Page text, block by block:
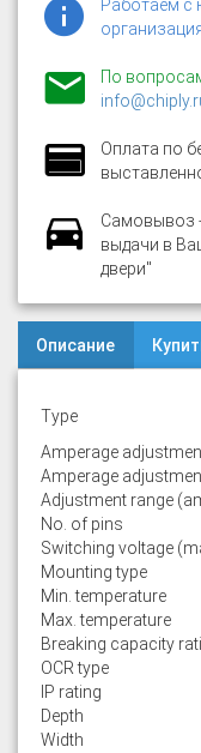
Работаем с
По
Оплата по
Самовывоз
выдачи в
двери"
Описание
Type
Amperage
Amperage
Adjustment range
No. of pins
Switching voltage
Mounting type
Min. temperature
Max. temperature
Breaking capacity
OCR type
IP rating
Depth
Width